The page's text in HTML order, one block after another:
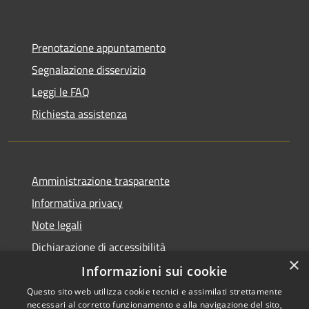
Prenotazione appuntamento
Segnalazione disservizio
Leggi le FAQ
Richiesta assistenza
Amministrazione trasparente
Informativa privacy
Note legali
Dichiarazione di accessibilità
×
Informazioni sui cookie
Questo sito web utilizza cookie tecnici e assimilati strettamente
necessari al corretto funzionamento e alla navigazione del sito,